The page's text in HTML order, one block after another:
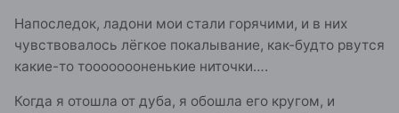
Напоследок, ладони мои стали горячими, и в них
чувствовалось лёгкое покалывание, как-будто рвутся
какие-то тоооооооненькие ниточки….
Когда я отошла от дуба, я обошла его кругом, и